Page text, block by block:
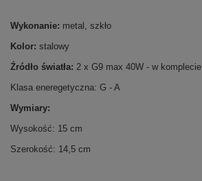
Wykonanie: metal, szkło
Kolor: stalowy
Źródło światła: 2 x G9 max 40W - w komplecie
Klasa eneregetyczna: G - A
Wymiary:
Wysokość: 15 cm
Szerokość: 14,5 cm